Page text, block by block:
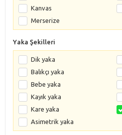
Kanvas
Merserize
Yaka Şekilleri
Dik yaka
Balıkçı yaka
Bebe yaka
Kayık yaka
Kare yaka
Asimetrik yaka